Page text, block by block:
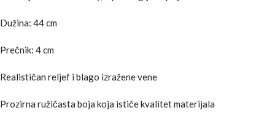
Dužina: 44 cm
Prečnik: 4 cm
Realističan reljef i blago izražene vene
Prozirna ružičasta boja koja ističe kvalitet materijala